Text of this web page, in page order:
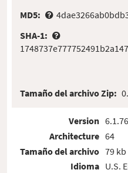
MD5:
SHA-1:
Tamaño del archivo Zip:
Version
Architecture
Tamaño del archivo
Idioma
64
79 kb
U.S.